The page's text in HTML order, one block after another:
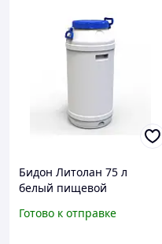
Бидон Литолан 75 л
белый пищевой
крышкой (Европласт)
Готово к отправке